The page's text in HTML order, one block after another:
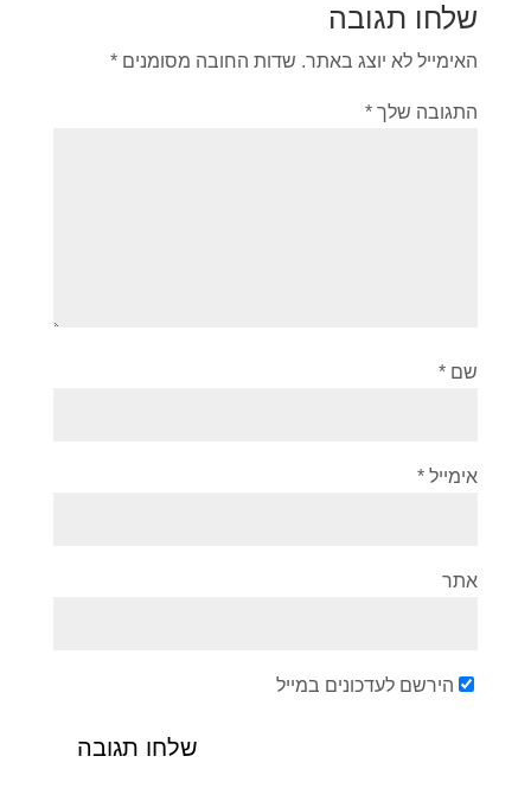
שלחו תגובה
האימייל לא יוצג באתר. שדות החובה מסומנים *
התגובה שלך *
שם *
אימייל *
אתר
הירשם לעדכונים במייל